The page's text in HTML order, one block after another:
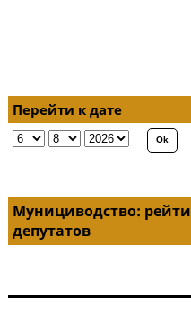
Перейти к дате
Мунициводство:
депутатов